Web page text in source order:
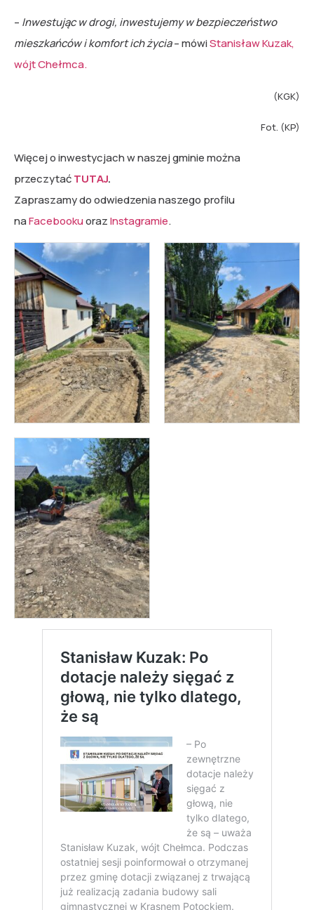
– Inwestując w drogi, inwestujemy w bezpieczeństwo
mieszkańców i komfort ich życia– mówiStanisław Kuzak,
wójt Chełmca.
(KGK)
Fot. (KP)
Więcej o inwestycjach w naszej gminie można
przeczytaćTUTAJ.
Zapraszamy do odwiedzenia naszego profilu
naFacebookuorazInstagramie.